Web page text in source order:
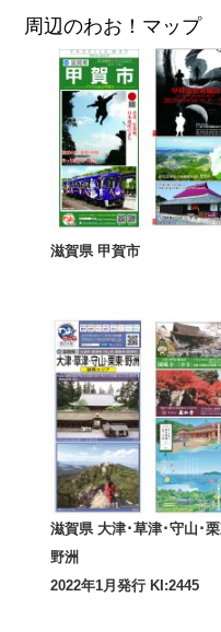
周辺のわお！マップ
滋賀県 甲賀市
滋賀県 大津･草津･守山･栗
野洲
2022年1月発行 KI:2445